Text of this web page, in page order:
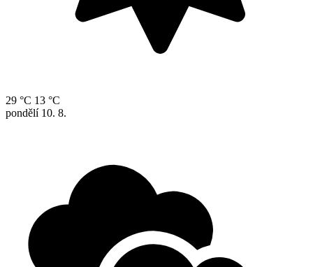
29 °C 13 °C
pondělí 10. 8.